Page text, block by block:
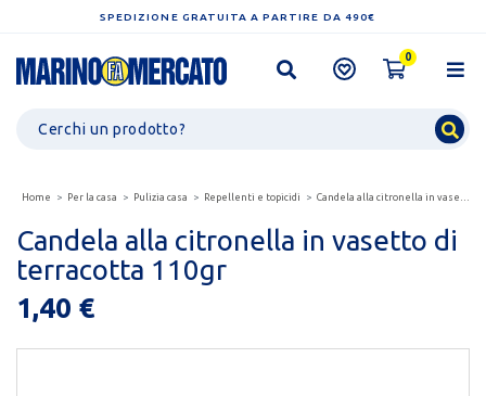
SPEDIZIONE GRATUITA A PARTIRE DA 490€
0
Home Per la casa Pulizia casa Repellenti e topicidi Candela alla citronella in vasetto di terracotta 110gr
Candela alla citronella in vasetto di
terracotta 110gr
1,40 €